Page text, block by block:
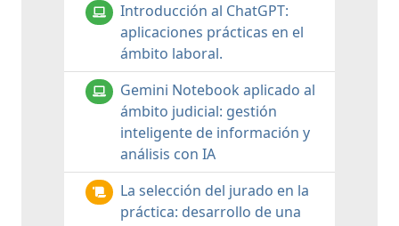
Introducción al ChatGPT:
aplicaciones prácticas en el
ámbito laboral.
Gemini Notebook aplicado al
ámbito judicial: gestión
inteligente de información y
análisis con IA
La selección del jurado en la
práctica: desarrollo de una